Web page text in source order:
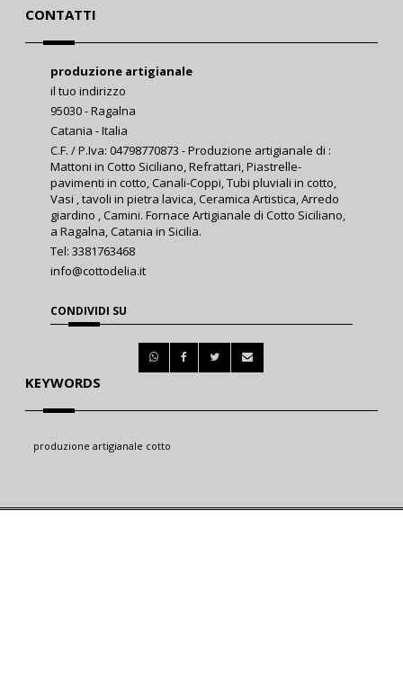
CONTATTI
produzione artigianale
il tuo indirizzo
95030 - Ragalna
Catania - Italia
C.F. / P.Iva: 04798770873 - Produzione artigianale di :
Mattoni in Cotto Siciliano, Refrattari, Piastrelle-
pavimenti in cotto, Canali-Coppi, Tubi pluviali in cotto,
Vasi , tavoli in pietra lavica, Ceramica Artistica, Arredo
giardino , Camini. Fornace Artigianale di Cotto Siciliano,
a Ragalna, Catania in Sicilia.
Tel: 3381763468
info@cottodelia.it
CONDIVIDI SU
KEYWORDS
produzione artigianale cotto